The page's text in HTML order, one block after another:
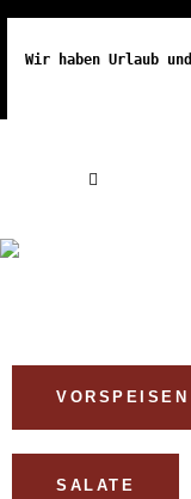
Wir haben Urlaub
SALATE